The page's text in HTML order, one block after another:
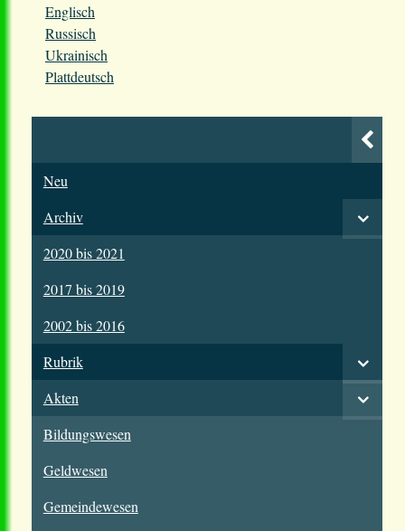
Englisch
Russisch
Ukrainisch
Plattdeutsch
Neu
Archiv
2020 bis 2021
2017 bis 2019
2002 bis 2016
Rubrik
Akten
Bildungswesen
Geldwesen
Gemeindewesen